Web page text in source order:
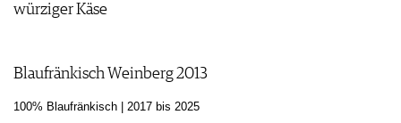
würziger Käse
Blaufränkisch Weinberg 2013
100% Blaufränkisch | 2017 bis 2025